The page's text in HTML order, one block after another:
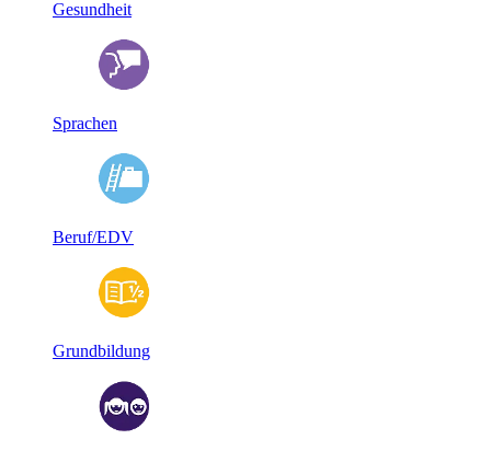
Gesundheit
Sprachen
Beruf/EDV
Grundbildung